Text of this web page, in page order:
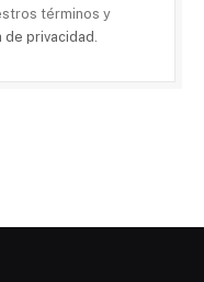
términos y
de privacidad